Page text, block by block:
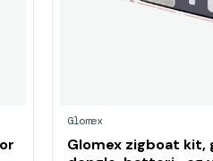
Glomex
Glomex zigboat kit,